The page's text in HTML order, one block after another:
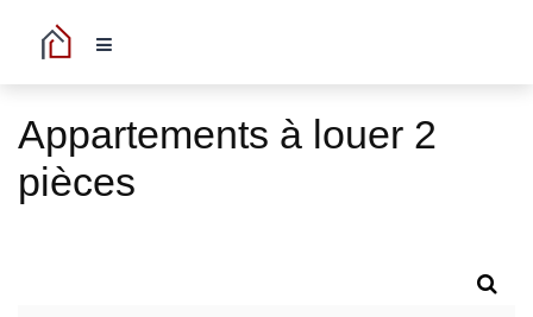
Appartements à louer 2
pièces